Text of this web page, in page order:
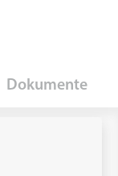
Dokumente